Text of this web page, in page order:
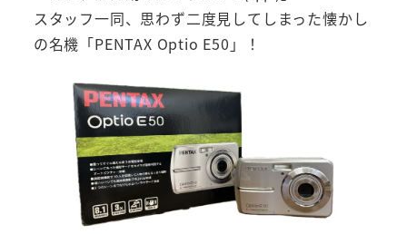
スタッフ一同、思わず二度見してしまった懐かし
の名機「PENTAX Optio E50」！